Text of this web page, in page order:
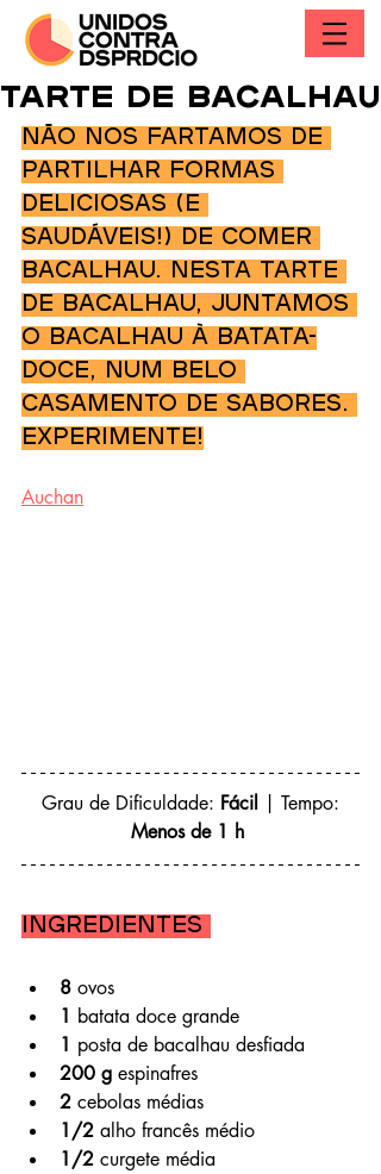
Tarte de bacalhau
Não nos fartamos de
partilhar formas
deliciosas (e
saudáveis!) de comer
bacalhau. Nesta tarte
de bacalhau, juntamos
o bacalhau à batata-
doce, num belo
casamento de sabores.
Experimente!
Auchan
Grau de Dificuldade: Fácil
| Tempo:
Menos de 1 h
Ingredientes
8 ovos
1 batata doce grande
1 posta de bacalhau desfiada
200 g espinafres
2 cebolas médias
1/2 alho francês médio
1/2 curgete média